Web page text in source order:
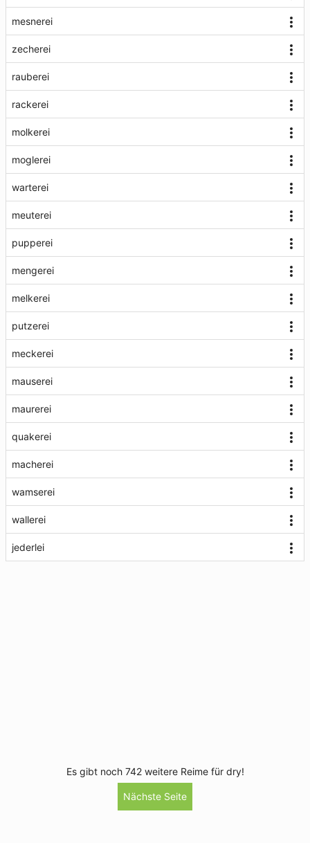
mesnerei
zecherei
rauberei
rackerei
molkerei
moglerei
warterei
meuterei
pupperei
mengerei
melkerei
putzerei
meckerei
mauserei
maurerei
quakerei
macherei
wamserei
wallerei
jederlei
Es gibt noch 742 weitere Reime für dry!
Nächste Seite